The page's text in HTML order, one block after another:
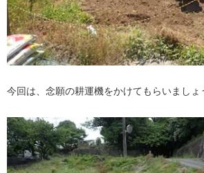
今回は、念願の耕運機をかけてもらいましょ